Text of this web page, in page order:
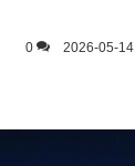
2026-05-14
0